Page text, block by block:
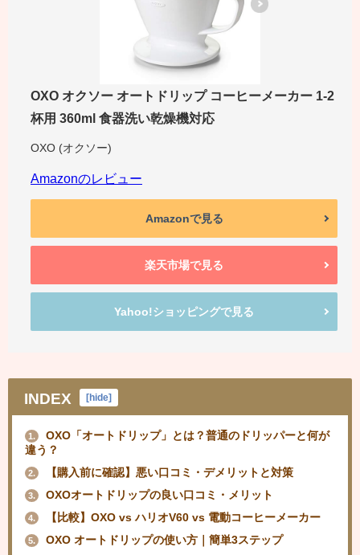
OXO オクソー オートドリップ コーヒーメーカー 1-2
杯用 360ml 食器洗い乾燥機対応
OXO (オクソー)
Amazonのレビュー
Amazonで見る
楽天市場で見る
Yahoo!ショッピングで見る
INDEX hide
1.
OXO「オートドリップ」とは？普通のドリッパーと何が
違う？
2. 【購入前に確認】悪い口コミ・デメリットと対策
3. OXOオートドリップの良い口コミ・メリット
4. 【比較】OXO vs ハリオV60 vs 電動コーヒーメーカー
5. OXO オートドリップの使い方｜簡単3ステップ